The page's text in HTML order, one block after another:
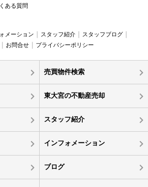
ある質問
メーション スタッフ紹介
スタッフブログ
お問合せ プライバシーポリシー
売買物件検索
東大宮の不動産売却
スタッフ紹介
インフォメーション
ブログ